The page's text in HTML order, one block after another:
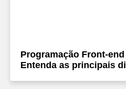
Programação Front-
Entenda as principais